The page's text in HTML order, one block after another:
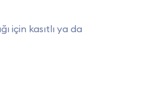
için kasıtlı ya da